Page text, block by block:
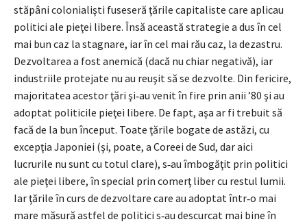
stăpâni colonialişti fuseseră ţările capitaliste care aplicau
politici ale pieţei libere. Însă această strategie a dus în cel
mai bun caz la stagnare, iar în cel mai rău caz, la dezastru.
Dezvoltarea a fost ane­­mică (dacă nu chiar negativă), iar
industriile protejate nu au reuşit să se dezvolte. Din fericire,
majoritatea acestor ţări şi‑au venit în fire prin anii ’80 şi au
adoptat politicile pieţei libere. De fapt, aşa ar fi trebuit să
facă de la bun început. Toate ţările bogate de astăzi, cu
excepţia Japoniei (şi, poate, a Coreei de Sud, dar aici
lucrurile nu sunt cu totul clare), s‑au îmbogăţit prin politici
ale pieţei libere, în special prin comerţ liber cu restul lumii.
Iar ţările în curs de dezvoltare care au adoptat într‑o mai
mare măsură astfel de politici s‑au descurcat mai bine în